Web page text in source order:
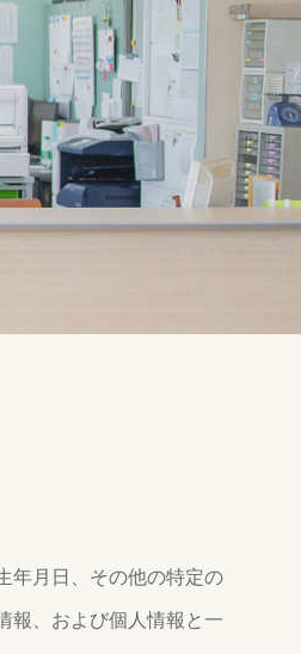
年月日、その他の特定の
報、および個人情報と一